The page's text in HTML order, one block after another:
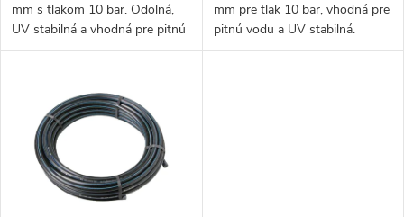
mm s tlakom 10 bar. Odolná,
UV stabilná a vhodná pre pitnú
vodu. Balenie kotúč 100 m.
mm pre tlak 10 bar, vhodná pre
pitnú vodu a UV stabilná.
Predaj ako kotúč 50 m.